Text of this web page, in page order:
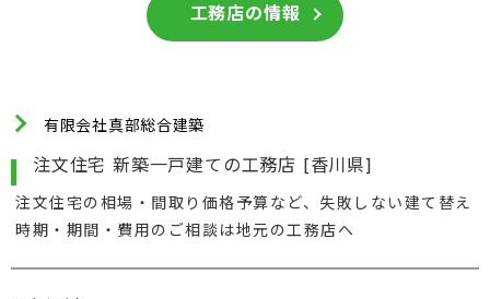
工務店の情報
有限会社真部総合建築
注文住宅 新築一戸建ての工務店 [香川県]
注文住宅の相場・間取り価格予算など、失敗しない建て替え
時期・期間・費用のご相談は地元の工務店へ